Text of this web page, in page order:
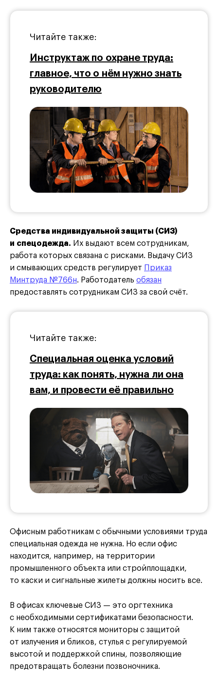
Читайте также:
Инструктаж по охране труда:
главное, что о нём нужно знать
руководителю
Средства индивидуальной защиты (СИЗ)
и спецодежда. Их выдают всем сотрудникам,
работа которых связана с рисками. Выдачу СИЗ
и смывающих средств регулирует Приказ
Минтруда №766н. Работодатель обязан
предоставлять сотрудникам СИЗ за свой счёт.
Читайте также:
Специальная оценка условий
труда: как понять, нужна ли она
вам, и провести её правильно
Офисным работникам с обычными условиями труда
специальная одежда не нужна. Но если офис
находится, например, на территории
промышленного объекта или стройплощадки,
то каски и сигнальные жилеты должны носить все.
В офисах ключевые СИЗ — это оргтехника
с необходимыми сертификатами безопасности.
К ним также относятся мониторы с защитой
от излучения и бликов, стулья с регулируемой
высотой и поддержкой спины, позволяющие
предотвращать болезни позвоночника.